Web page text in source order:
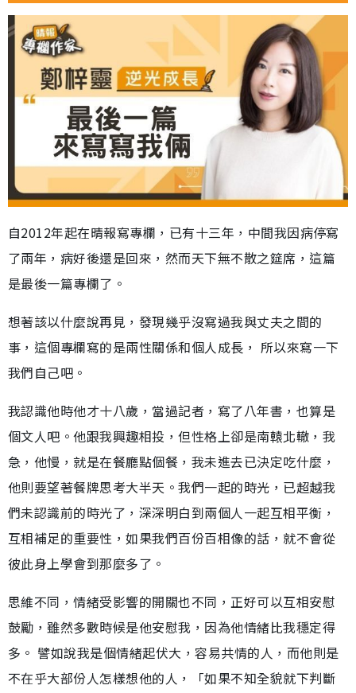
自2012年起在晴報寫專欄，已有十三年，中間我因病停寫
了兩年，病好後還是回來，然而天下無不散之筵席，這篇
是最後一篇專欄了。
想著該以什麼說再見，發現幾乎沒寫過我與丈夫之間的
事，這個專欄寫的是兩性關係和個人成長， 所以來寫一下
我們自己吧。
我認識他時他才十八歲，當過記者，寫了八年書，也算是
個文人吧。他跟我興趣相投，但性格上卻是南轅北轍，我
急，他慢，就是在餐廳點個餐，我未進去已決定吃什麼，
他則要望著餐牌思考大半天。我們一起的時光，已超越我
們未認識前的時光了，深深明白到兩個人一起互相平衡，
互相補足的重要性，如果我們百份百相像的話，就不會從
彼此身上學會到那麼多了。
思維不同，情緒受影響的開關也不同，正好可以互相安慰
鼓勵，雖然多數時候是他安慰我，因為他情緒比我穩定得
多。 譬如說我是個情緒起伏大，容易共情的人，而他則是
不在乎大部份人怎樣想他的人，「如果不知全貌就下判斷